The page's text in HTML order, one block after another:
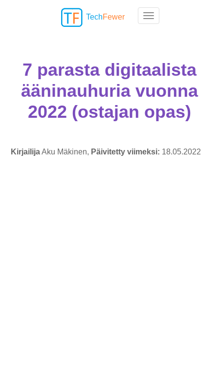
Toggle navigation
TechFewer
7 parasta digitaalista
ääninauhuria vuonna
2022 (ostajan opas)
KirjailijaAku Mäkinen, Päivitetty viimeksi: 18.05.2022